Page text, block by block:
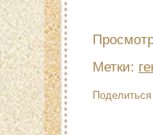
Метки:
Поделиться